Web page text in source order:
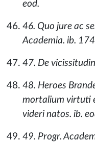
eod.
46. Quo jure ac
Academia. ib.
47. De
48. Heroes
mortalium virtuti
videri natos. ib.
49. Progr.